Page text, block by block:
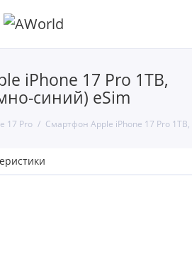
iPhone 17 Pro 1TB,
синий) eSim
17 Pro Смартфон Apple iPhone 17 Pro